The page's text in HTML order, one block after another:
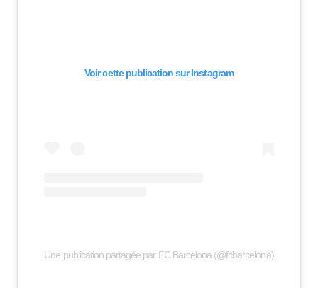
Voir cette publication sur Instagram
Une publication partagée par FC Barcelona (@fcbarcelona)